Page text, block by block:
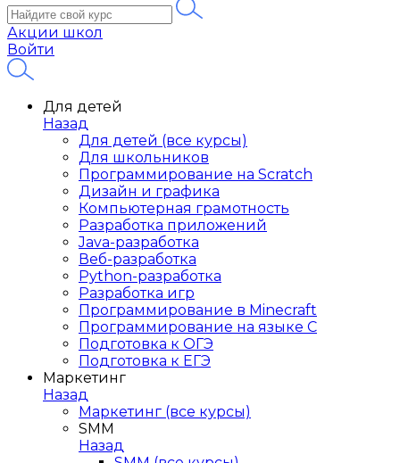
Акции школ
Войти
Для детей
Назад
Для детей (все курсы)
Для школьников
Программирование на Scratch
Дизайн и графика
Компьютерная грамотность
Разработка приложений
Java-разработка
Веб-разработка
Python-разработка
Разработка игр
Программирование в Minecraft
Программирование на языке C
Подготовка к ОГЭ
Подготовка к ЕГЭ
Маркетинг
Назад
Маркетинг (все курсы)
SMM
Назад